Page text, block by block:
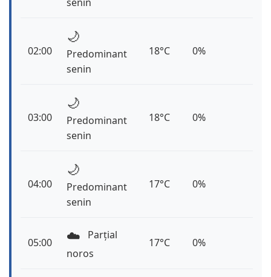
02:00
🌙
Predominant
senin
18°C 0%
03:00
🌙
Predominant
senin
18°C 0%
04:00
🌙
Predominant
senin
17°C 0%
05:00 ☁️
Parțial
noros
17°C 0%